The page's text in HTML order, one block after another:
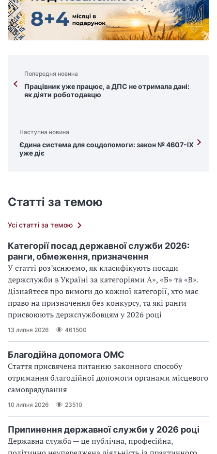
Попередня новина
Працівник уже працює, а ДПС не отримала дані:
як діяти роботодавцю
Наступна новина
Єдина система для соцдопомоги: закон № 4607-IX
уже діє
Статті за темою
Усі статті за темою
Категорії посад державної служби 2026:
ранги, обмеження, призначення
У статті роз’яснюємо, як класифікують посади
держслужби в Україні за категоріями А», «Б» та «В».
Дізнайтеся про вимоги до кожної категорії, хто має
право на призначення без конкурсу, та які ранги
присвоюють держслужбовцям у 2026 році
13 липня 2026 461500
Благодійна допомога ОМС
Стаття присвячена питанню законного способу
отримання благодійної допомоги органами місцевого
самоврядування
10 липня 2026 23510
Припинення державної служби у 2026 році
Державна служба — це публічна, професійна,